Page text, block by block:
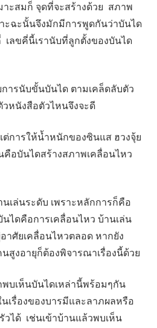
ะสมก็ จุดที่จะสร้างด้วย สภาพ
าะฉะนั้นจึงมักมีการพูดกันว่าบันได
เลขคี่นี้เรานับที่ลูกตั้งของบันได
ารนับขั้นบันได ตามเคล็ดลับตัว
หนังสือตัวไหนจึงจะดี
การให้น้ำหนักของซินแส ฮวงจุ้ย
อบันไดสร้างสภาพเคลื่อนไหว
เล่นระดับ เพราะหลักการก็คือ
ไดคือการเคลื่อนไหว บ้านเล่น
าศัยเคลื่อนไหวตลอด หากยัง
สูงอายุก็ต้องพิจารณาเรื่องนี้ด้วย
บเห็นบันไดเหล่านี้พร้อมๆกัน
เรื่องของบารมีและลาภผลหรือ
ได้ เช่นเข้าบ้านแล้วพบเห็น